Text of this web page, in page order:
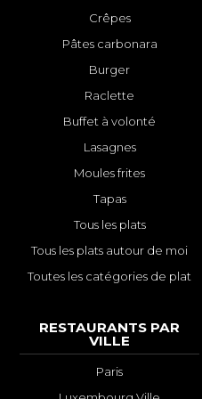
Crêpes
Pâtes carbonara
Burger
Raclette
Buffet à volonté
Lasagnes
Moules frites
Tapas
Tous les plats
Tous les plats autour de moi
Toutes les catégories de plat
RESTAURANTS PAR
VILLE
Paris